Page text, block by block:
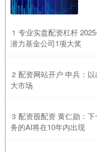
1 专业实盘配资杠杆
潜力基金公司1项大奖
2 配资网站开户 申兵：
大市场
3 配资股配资 黄仁勋：
务的AI将在10年内出现